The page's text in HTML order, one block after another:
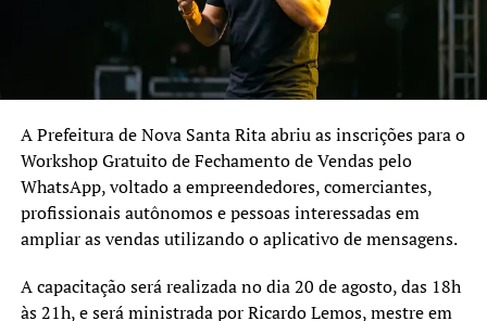
município. O Projeto
Movimenta Comércio é
mais uma importante ação
para preparar nossa
população para as
oportunidades do mercado
de trabalho.”
O secretário de Desenvolvimento Econômico e Inovação,
A Prefeitura de Nova Santa Rita abriu as inscrições para o
Workshop Gratuito de Fechamento de Vendas pelo
WhatsApp, voltado a empreendedores, comerciantes,
profissionais autônomos e pessoas interessadas em
ampliar as vendas utilizando o aplicativo de mensagens.
A capacitação será realizada no dia 20 de agosto, das 18h
às 21h, e será ministrada por Ricardo Lemos, mestre em